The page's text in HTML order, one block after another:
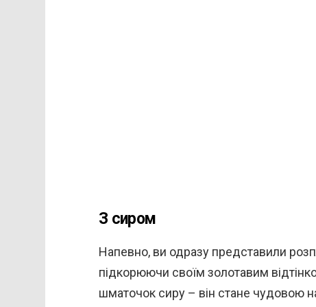
З сиром
Напевно, ви одразу представили
підкорюючи своїм золотавим
шматочок сиру – він стане чудовою